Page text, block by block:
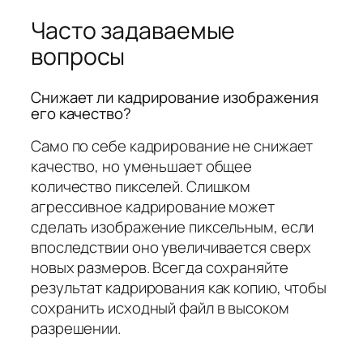
Часто задаваемые
вопросы
Снижает ли кадрирование изображения
его качество?
Само по себе кадрирование не снижает
качество, но уменьшает общее
количество пикселей. Слишком
агрессивное кадрирование может
сделать изображение пиксельным, если
впоследствии оно увеличивается сверх
новых размеров. Всегда сохраняйте
результат кадрирования как копию, чтобы
сохранить исходный файл в высоком
разрешении.